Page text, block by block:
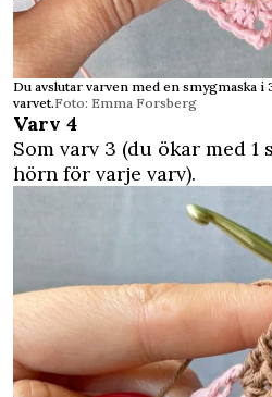
Du avslutar varven med en smygmaska i
varvet.Foto: Emma Forsberg
Varv 4
Som varv 3 (du ökar med
hörn för varje varv).